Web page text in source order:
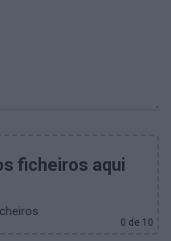
ficheiros aqui
0 de 10